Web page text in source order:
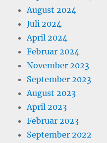
August 2024
Juli 2024
April 2024
Februar 2024
November 2023
September 2023
August 2023
April 2023
Februar 2023
September 2022